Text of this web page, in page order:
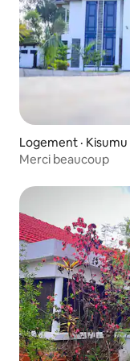
Logement · Kisumu
Merci beaucoup